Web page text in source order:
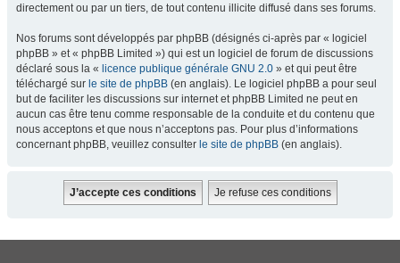
directement ou par un tiers, de tout contenu illicite diffusé dans ses forums.
Nos forums sont développés par phpBB (désignés ci-après par « logiciel
phpBB » et « phpBB Limited ») qui est un logiciel de forum de discussions
déclaré sous la « licence publique générale GNU 2.0 » et qui peut être
téléchargé sur le site de phpBB (en anglais). Le logiciel phpBB a pour seul
but de faciliter les discussions sur internet et phpBB Limited ne peut en
aucun cas être tenu comme responsable de la conduite et du contenu que
nous acceptons et que nous n’acceptons pas. Pour plus d’informations
concernant phpBB, veuillez consulter le site de phpBB (en anglais).